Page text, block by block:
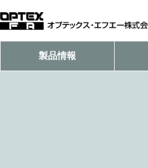
製品情報